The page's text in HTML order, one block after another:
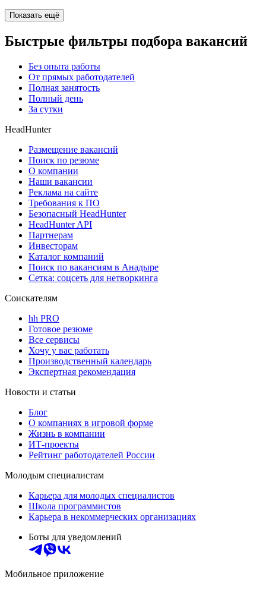
Показать ещё
Быстрые фильтры подбора вакансий
Без опыта работы
От прямых работодателей
Полная занятость
Полный день
За сутки
HeadHunter
Размещение вакансий
Поиск по резюме
О компании
Наши вакансии
Реклама на сайте
Требования к ПО
Безопасный HeadHunter
HeadHunter API
Партнерам
Инвесторам
Каталог компаний
Поиск по вакансиям в Анадыре
Сетка: соцсеть для нетворкинга
Соискателям
hh PRO
Готовое резюме
Все сервисы
Хочу у вас работать
Производственный календарь
Экспертная рекомендация
Новости и статьи
Блог
О компаниях в игровой форме
Жизнь в компании
ИТ-проекты
Рейтинг работодателей России
Молодым специалистам
Карьера для молодых специалистов
Школа программистов
Карьера в некоммерческих организациях
Боты для уведомлений
Мобильное приложение